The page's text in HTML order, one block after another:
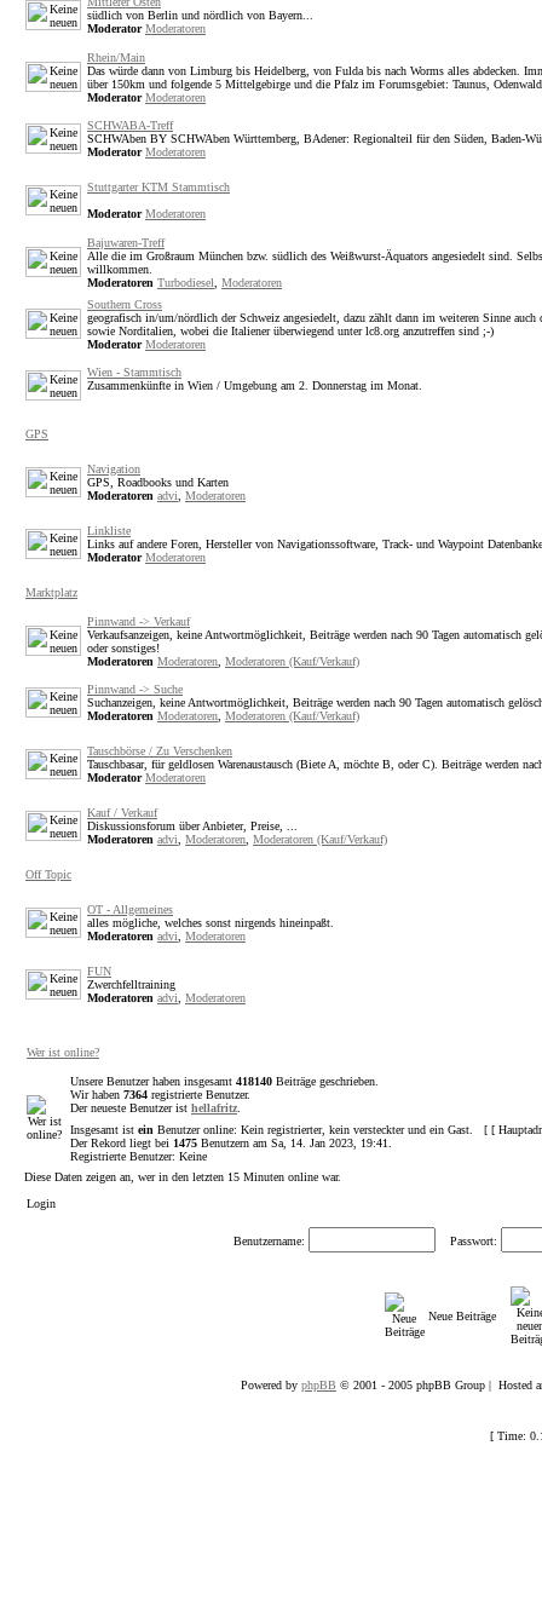
südlich von Berlin und nördlich von Bayern...
Moderator Moderatoren
Rhein/Main
Das würde dann von Limburg bis Heidelberg, von Fulda bis nach Worms alles abdecken.
über 150km und folgende 5 Mittelgebirge und die Pfalz im Forumsgebiet: Taunus,
Moderator Moderatoren
SCHWABA-Treff
SCHWAben BY SCHWAben Württemberg, BAdener: Regionalteil für den Süden, Baden-
Moderator Moderatoren
Stuttgarter KTM Stammtisch
Moderator Moderatoren
Bajuwaren-Treff
Alle die im Großraum München bzw. südlich des Weißwurst-Äquators angesiedelt sind.
willkommen.
Moderatoren Turbodiesel
Moderatoren
Southern Cross
geografisch in/um/nördlich der Schweiz angesiedelt, dazu zählt dann im weiteren Sinne auch
sowie Norditalien, wobei die Italiener überwiegend unter lc8.org anzutreffen sind ;-)
Moderator Moderatoren
Wien - Stammtisch
Zusammenkünfte in Wien / Umgebung am 2. Donnerstag im Monat.
GPS
Navigation
GPS, Roadbooks und Karten
Moderatoren advi Moderatoren
Linkliste
Links auf andere Foren, Hersteller von Navigationssoftware, Track- und Waypoint
Moderator Moderatoren
Marktplatz
Pinnwand -> Verkauf
Verkaufsanzeigen, keine Antwortmöglichkeit, Beiträge werden nach 90 Tagen automatisch
oder sonstiges!
Moderatoren Moderatoren Moderatoren (Kauf/Verkauf)
Pinnwand -> Suche
Suchanzeigen, keine Antwortmöglichkeit, Beiträge werden nach 90 Tagen automatisch
Moderatoren Moderatoren Moderatoren (Kauf/Verkauf)
Tauschbörse / Zu Verschenken
Tauschbasar, für geldlosen Warenaustausch (Biete A, möchte B, oder C). Beiträge werden
Moderator Moderatoren
Kauf / Verkauf
Diskussionsforum über Anbieter, Preise, ...
Moderatoren advi Moderatoren Moderatoren (Kauf/Verkauf)
Off Topic
OT - Allgemeines
alles mögliche, welches sonst nirgends hineinpaßt.
Moderatoren advi Moderatoren
FUN
Zwerchfelltraining
Moderatoren advi Moderatoren
Wer ist online?
Unsere Benutzer haben insgesamt 418140 Beiträge geschrieben.
Wir haben 7364 registrierte Benutzer.
Der neueste Benutzer ist hellafritz
Insgesamt ist ein Benutzer online: Kein registrierter, kein versteckter und ein Gast. [ [
Der Rekord liegt bei 1475 Benutzern am Sa, 14. Jan 2023, 19:41.
Registrierte Benutzer: Keine
Diese Daten zeigen an, wer in den letzten 15 Minuten online war.
Login
Benutzername: Passwort:
Neue Beiträge
Powered by phpBB © 2001 - 2005 phpBB Group | Hosted
[ Time: